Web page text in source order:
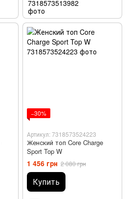
−30%
Артикул: 7318573524223
Женский топ Core Charge
Sport Top W
1 456 грн 2 080 грн
Купить